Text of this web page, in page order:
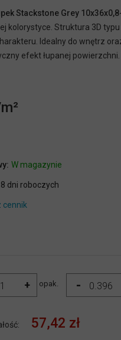
Stackstone Grey
kolorystyce. Struktura 3D
Idealny do wnętrz
efekt łupanej
W magazynie
dni roboczych
cennik
+ opak. -
57,42 zł